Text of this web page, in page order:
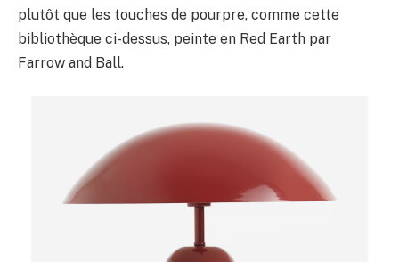
plutôt que les touches de pourpre, comme cette
bibliothèque ci-dessus, peinte en Red Earth par
Farrow and Ball.